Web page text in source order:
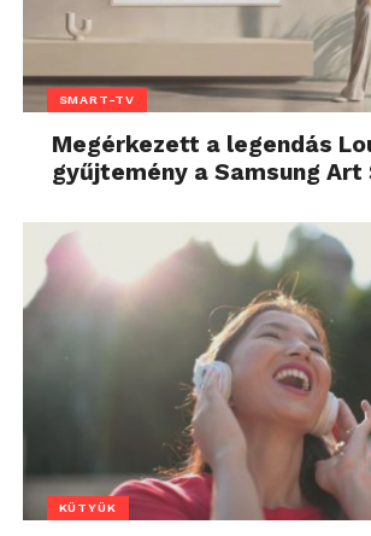
SMART-TV
Megérkezett a legendás
gyűjtemény a Samsung
KÜTYÜK